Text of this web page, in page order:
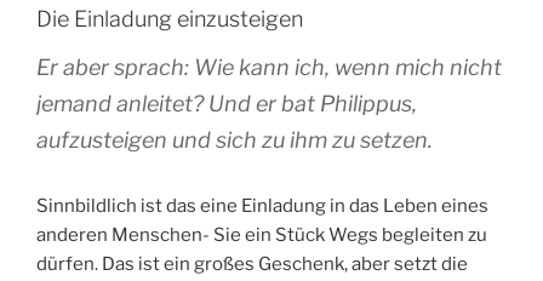
Die Einladung einzusteigen
Er aber sprach: Wie kann ich, wenn mich nicht
jemand anleitet? Und er bat Philippus,
aufzusteigen und sich zu ihm zu setzen.
Sinnbildlich ist das eine Einladung in das Leben eines
anderen Menschen- Sie ein Stück Wegs begleiten zu
dürfen. Das ist ein großes Geschenk, aber setzt die